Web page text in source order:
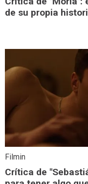
de su propia
Filmin
Crítica de